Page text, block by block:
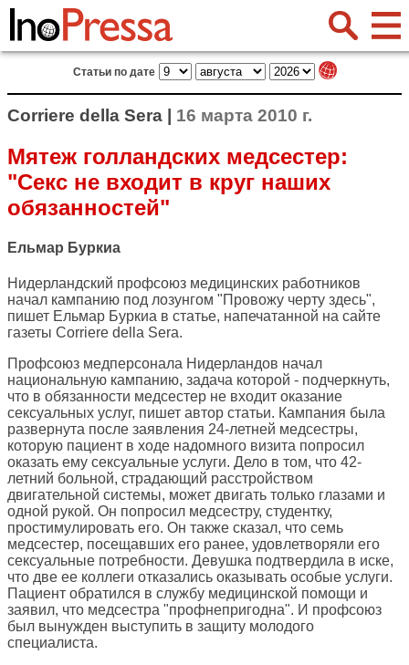
Статьи по дате
Corriere della Sera | 16 марта 2010 г.
Мятеж голландских медсестер:
"Секс не входит в круг наших
обязанностей"
Ельмар Буркиа
Нидерландский профсоюз медицинских работников
начал кампанию под лозунгом "Провожу черту здесь",
пишет Ельмар Буркиа в статье, напечатанной на сайте
газеты Corriere della Sera.
Профсоюз медперсонала Нидерландов начал
национальную кампанию, задача которой - подчеркнуть,
что в обязанности медсестер не входит оказание
сексуальных услуг, пишет автор статьи. Кампания была
развернута после заявления 24-летней медсестры,
которую пациент в ходе надомного визита попросил
оказать ему сексуальные услуги. Дело в том, что 42-
летний больной, страдающий расстройством
двигательной системы, может двигать только глазами и
одной рукой. Он попросил медсестру, студентку,
простимулировать его. Он также сказал, что семь
медсестер, посещавших его ранее, удовлетворяли его
сексуальные потребности. Девушка подтвердила в иске,
что две ее коллеги отказались оказывать особые услуги.
Пациент обратился в службу медицинской помощи и
заявил, что медсестра "профнепригодна". И профсоюз
был вынужден выступить в защиту молодого
специалиста.